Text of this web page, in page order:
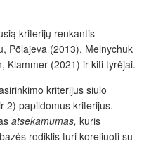
kriterijų renkantis
Põlajeva (2013), Melnychuk
Klammer (2021) ir kiti tyrėjai.
kriterijus siūlo
2) papildomus kriterijus.
atsekamumas, kuris
rodiklis turi koreliuoti su